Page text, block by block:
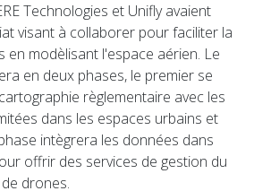
Technologies et Unifly avaient
visant à collaborer pour faciliter la
en modèlisant l'espace aérien. Le
en deux phases, le premier se
règlementaire avec les
dans les espaces urbains et
intègrera les données dans
offrir des services de gestion du
drones.